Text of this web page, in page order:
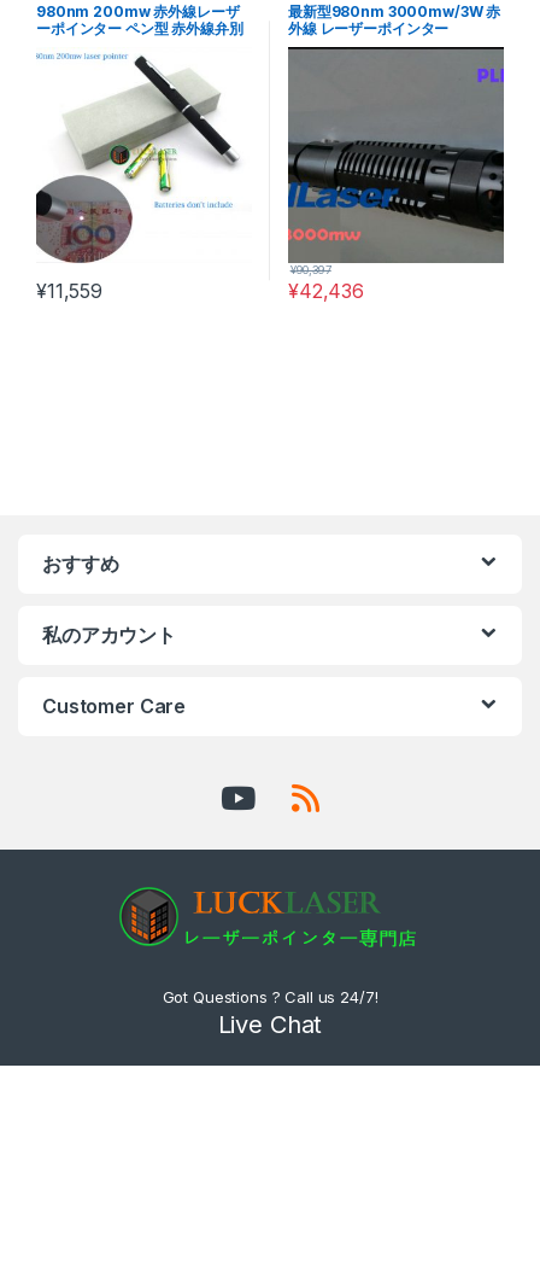
980nm 200mw 赤外線レーザ
ーポインター ペン型 赤外線弁別
¥11,559
最新型980nm 3000mw/3W 赤
外線 レーザーポインター
¥42,436
¥90,397
おすすめ
私のアカウント
Customer Care
Got Questions ? Call us 24/7!
Live Chat